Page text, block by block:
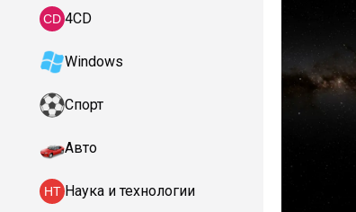
4CD
Windows
Спорт
Авто
Наука и технологии